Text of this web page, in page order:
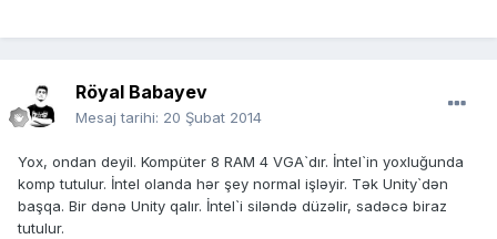
Röyal Babayev
Mesaj tarihi: 20 Şubat 2014
Yox, ondan deyil. Kompüter 8 RAM 4 VGA`dır. İntel`in yoxluğunda
komp tutulur. İntel olanda hər şey normal işləyir. Tək Unity`dən
başqa. Bir dənə Unity qalır. İntel`i siləndə düzəlir, sadəcə biraz
tutulur.